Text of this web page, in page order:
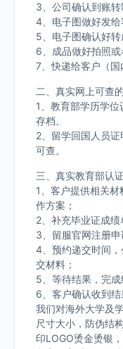
3、公司确认到账转
4、电子图做好发给
5、电子图确认好转
6、成品做好拍照或
7、快递给客户（国
二、真实网上可查
1、教育部学历学
存档。
2、留学回国人员
可查。
三、真实教育部认
1、客户提供相关
作方案；
2、补充毕业证成绩
3、留服官网注册申
4、预约递交时间
交材料；
5、等待结果，完
6、客户确认收到结
我们对海外大学及
尺寸大小，防伪结
印LOGO烫金烫银